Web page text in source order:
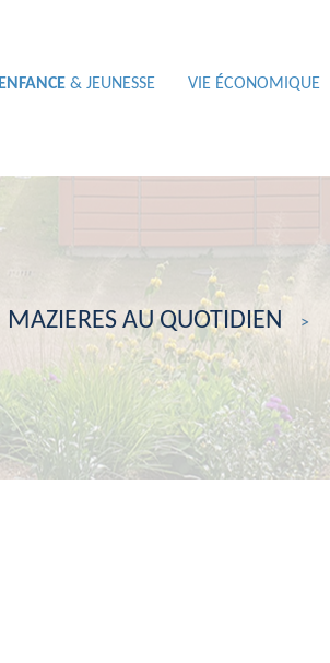
ENFANCE & JEUNESSE VIE ÉCONOMIQUE
MAZIERES AU QUOTIDIEN